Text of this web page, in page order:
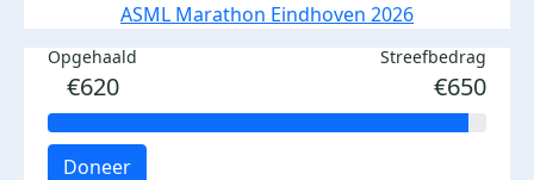
ASML Marathon Eindhoven 2026
Opgehaald
€620
Streefbedrag
€650
Doneer